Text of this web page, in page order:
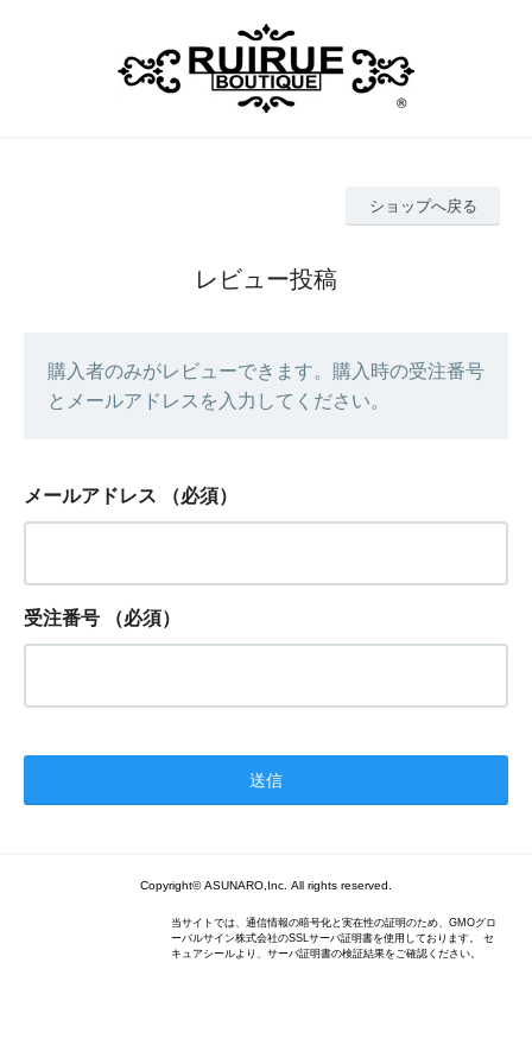
ショップへ戻る
レビュー投稿
購入者のみがレビューできます。購入時の受注番号
とメールアドレスを入力してください。
メールアドレス （必須）
受注番号 （必須）
Copyright© ASUNARO,Inc. All rights reserved.
当サイトでは、通信情報の暗号化と実在性の証明のため、GMOグロ
ーバルサイン株式会社のSSLサーバ証明書を使用しております。 セ
キュアシールより、サーバ証明書の検証結果をご確認ください。